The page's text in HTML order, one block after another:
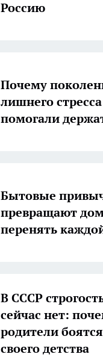
Россию
Почему
лишнего
помогали
Бытовые
превращают
перенять
В СССР
сейчас нет:
родители
своего детства